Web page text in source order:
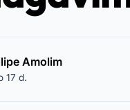
Amolim
17 d.